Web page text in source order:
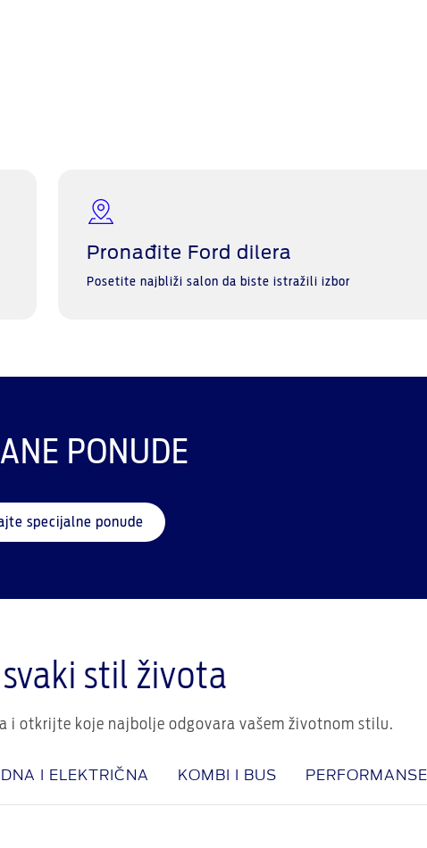
Pronađite Ford dilera
Posetite najbliži salon da biste istražili izbor
PONUDE
specijalne ponude
stil života
i otkrijte koje najbolje odgovara vašem životnom stilu.
I ELEKTRIČNA KOMBI I BUS PERFORMANSE